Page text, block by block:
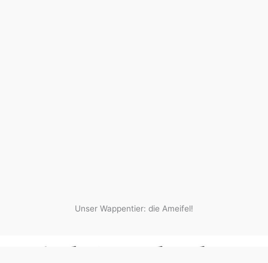
Unser Wappentier: die Ameifel!